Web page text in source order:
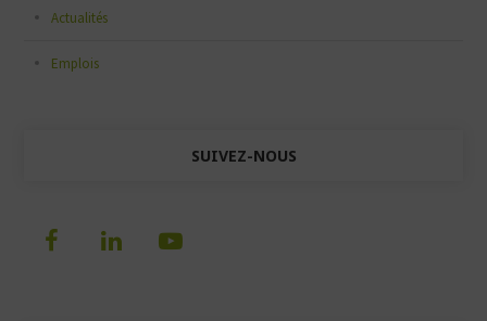
Actualités
Emplois
SUIVEZ-NOUS